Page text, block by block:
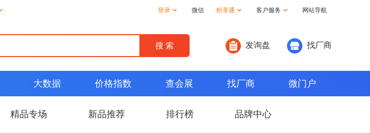
登录 微信 粉享通 客户服务 网站导航
发询盘 找厂商
大数据 价格指数 查会展 找厂商 微门户
精品专场 新品推荐 排行榜 品牌中心